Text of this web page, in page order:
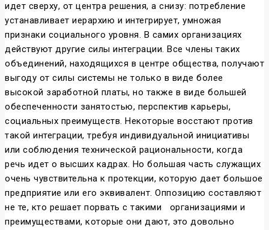
идет сверху, от центра решения, а снизу: потребление
устанавливает иерархию и интегрирует, умножая
признаки социального уровня. В самих организациях
действуют другие силы интеграции. Все члены таких
объединений, находящихся в центре общества, получают
выгоду от силы системы не только в виде более
высокой заработной платы, но также в виде большей
обеспеченности занятостью, перспектив карьеры,
социальных преимуществ. Некоторые восстают против
такой интеграции, требуя индивидуальной инициативы
или соблюдения технической рациональности, когда
речь идет о высших кадрах. Но большая часть служащих
очень чувствительна к протекции, которую дает большое
предприятие или его эквивалент. Оппозицию составляют
не те, кто решает порвать с такими
организациями и
преимуществами, которые они дают, это довольно